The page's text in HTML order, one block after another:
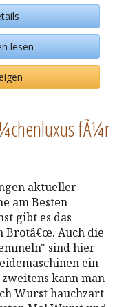
lesen
fÃ¼r
aktueller
am Besten
gibt es das
Brotâ€œ. Auch die
sind hier
ein
kann man
Wurst hauchzart